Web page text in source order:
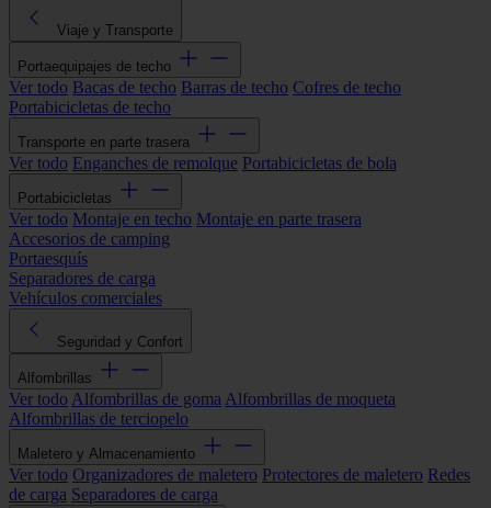
Viaje y Transporte
Portaequipajes de techo
Ver todo Bacas de techo Barras de techo Cofres de techo
Portabicicletas de techo
Transporte en parte trasera
Ver todo Enganches de remolque Portabicicletas de bola
Portabicicletas
Ver todo Montaje en techo Montaje en parte trasera
Accesorios de camping
Portaesquís
Separadores de carga
Vehículos comerciales
Seguridad y Confort
Alfombrillas
Ver todo Alfombrillas de goma Alfombrillas de moqueta
Alfombrillas de terciopelo
Maletero y Almacenamiento
Ver todo Organizadores de maletero Protectores de maletero Redes
de carga Separadores de carga